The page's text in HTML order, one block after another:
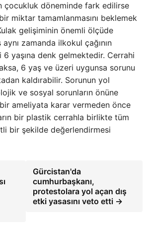
çocukluk döneminde fark edilirse
miktar tamamlanmasını beklemek
gelişiminin önemli ölçüde
aynı zamanda ilkokul çağının
6 yaşına denk gelmektedir. Cerrahi
6 yaş ve üzeri uygunsa sorunu
kaldırabilir. Sorunun yol
ve sosyal sorunların önüne
ameliyata karar vermeden önce
bir plastik cerrahla birlikte tüm
bir şekilde değerlendirmesi
Gürcistan'da
cumhurbaşkanı,
protestolara yol açan dış
etki yasasını veto etti →